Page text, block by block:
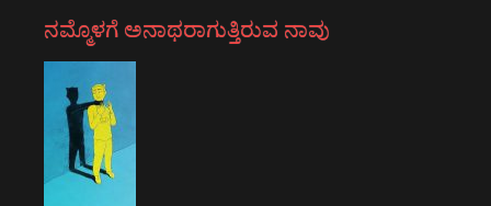
ನಮ್ಮೊಳಗೆ ಅನಾಥರಾಗುತ್ತಿರುವ ನಾವು